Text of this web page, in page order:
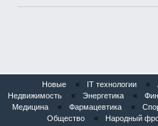
Новые « IT технологии «
Недвижимость
« Энергетика «
Медицина
« Фармацевтика «
Общество
« Народный